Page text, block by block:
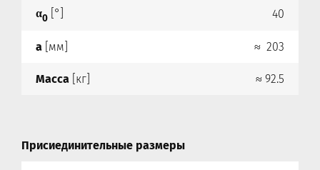
α0 [°] 40
a [мм] ≈ 203
Масса [кг] ≈ 92.5
Присиединительные размеры